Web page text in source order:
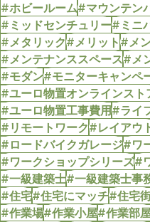
#ホビールーム#マウンテン
#ミッドセンチュリー#ミニ
#メタリック#メリット#メ
#メンテナンススペース#メ
#モダン#モニターキャンペ
#ユーロ物置オンラインスト
#ユーロ物置工事費用#ライ
#リモートワーク#レイアウ
#ロードバイクガレージ#ワ
#ワークショップシリーズ#
#一級建築士#一級建築士事
#住宅#住宅にマッチ#住宅街
#作業場#作業小屋#作業部屋